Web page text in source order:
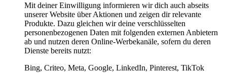
Mit deiner Einwilligung informieren wir dich auch abseits
unserer Website über Aktionen und zeigen dir relevante
Produkte. Dazu gleichen wir deine verschlüsselten
personenbezogenen Daten mit folgenden externen Anbietern
ab und nutzen deren Online-Werbekanäle, sofern du deren
Dienste bereits nutzt:
Bing, Criteo, Meta, Google, LinkedIn, Pinterest, TikTok